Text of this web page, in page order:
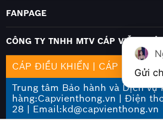
FANPAGE
CÔNG TY TNHH MTV CÁP VIỄN
CÁP ĐIỀU KHIỂN | CÁP MẠNG |
Trung tâm Bảo hành và Dịch vụ
hàng:Capvienthong.vn | Điện
28 | Email:kd@capvienthong.vn
Gửi